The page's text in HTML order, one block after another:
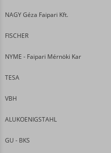
NAGY Géza Faipari Kft.
FISCHER
NYME - Faipari Mérnöki Kar
TESA
VBH
ALUKOENIGSTAHL
GU - BKS